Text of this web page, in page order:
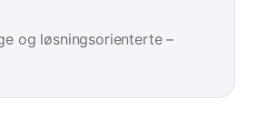
og løsningsorienterte –